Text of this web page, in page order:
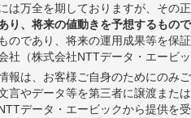
は万全を期しておりますが、その
り、将来の値動きを予想するもの
のであり、将来の運用成果等を保
社（株式会社NTTデータ・エービ
報は、お客様ご自身のためにのみ
言やデータ等を第三者に譲渡また
データ・エービックから提供を